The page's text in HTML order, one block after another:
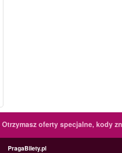
Otrzymasz oferty specjalne, kody
PragaBilety.pl